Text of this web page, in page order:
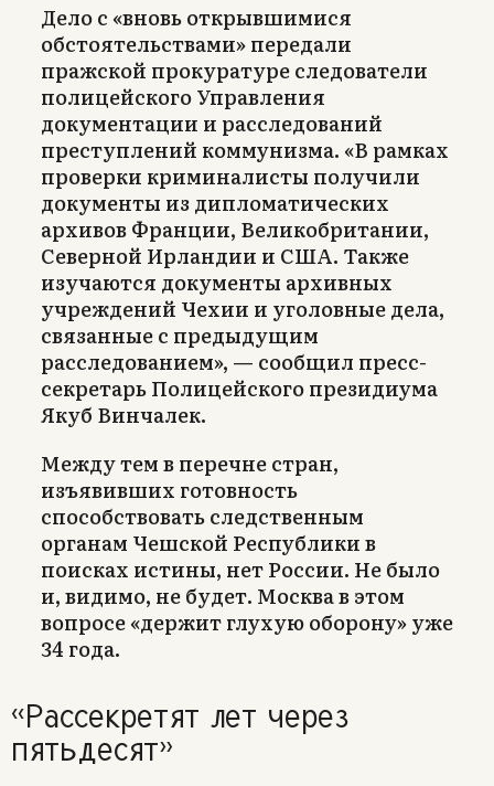
Дело с «вновь открывшимися
обстоятельствами» передали
пражской прокуратуре следователи
полицейского Управления
документации и расследований
преступлений коммунизма. «В рамках
проверки криминалисты получили
документы из дипломатических
архивов Франции, Великобритании,
Северной Ирландии и США. Также
изучаются документы архивных
учреждений Чехии и уголовные дела,
связанные с предыдущим
расследованием», — сообщил пресс-
секретарь Полицейского президиума
Якуб Винчалек.
Между тем в перечне стран,
изъявивших готовность
способствовать следственным
органам Чешской Республики в
поисках истины, нет России. Не было
и, видимо, не будет. Москва в этом
вопросе «держит глухую оборону» уже
34 года.
«Рассекретят лет через
пятьдесят»